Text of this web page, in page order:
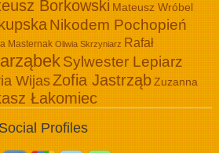
Borkowski Mateusz Wróbel
Nikodem Pochopień
Masternak Oliwia Skrzyniarz Rafał
Sylwester Lepiarz
WijasZofia JastrząbZuzanna
Łakomiec
Social Profiles